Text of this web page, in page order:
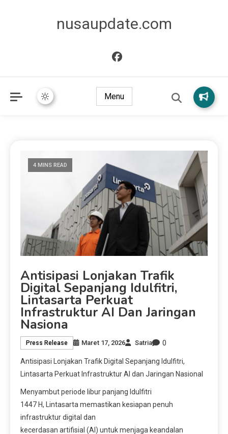
nusaupdate.com
Menu
4 MINS READ
Antisipasi Lonjakan Trafik
Digital Sepanjang Idulfitri,
Lintasarta Perkuat
Infrastruktur AI Dan Jaringan
Nasiona
Press Release Maret 17, 2026 Satria 0
Antisipasi Lonjakan Trafik Digital Sepanjang Idulfitri,
Lintasarta Perkuat Infrastruktur AI dan Jaringan Nasional
Menyambut periode libur panjang Idulfitri
1447 H, Lintasarta memastikan kesiapan penuh
infrastruktur digital dan
kecerdasan artifisial (AI) untuk menjaga keandalan